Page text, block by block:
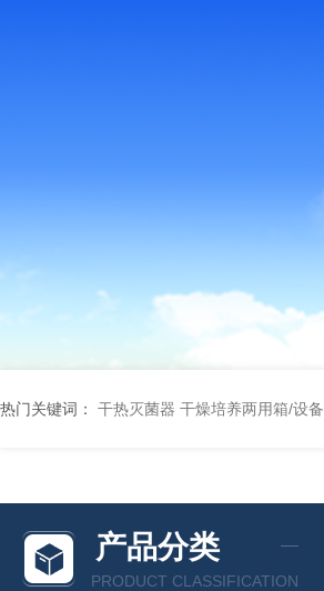
热门关键词： 干热灭菌器 干燥培养两用箱/设备
产品分类
PRODUCT CLASSIFICATION